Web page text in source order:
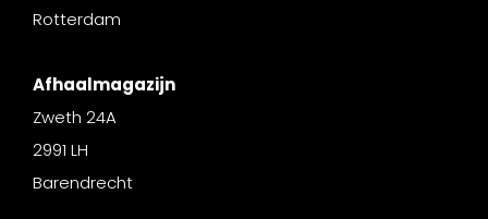
Rotterdam
Afhaalmagazijn
Zweth 24A
2991 LH
Barendrecht